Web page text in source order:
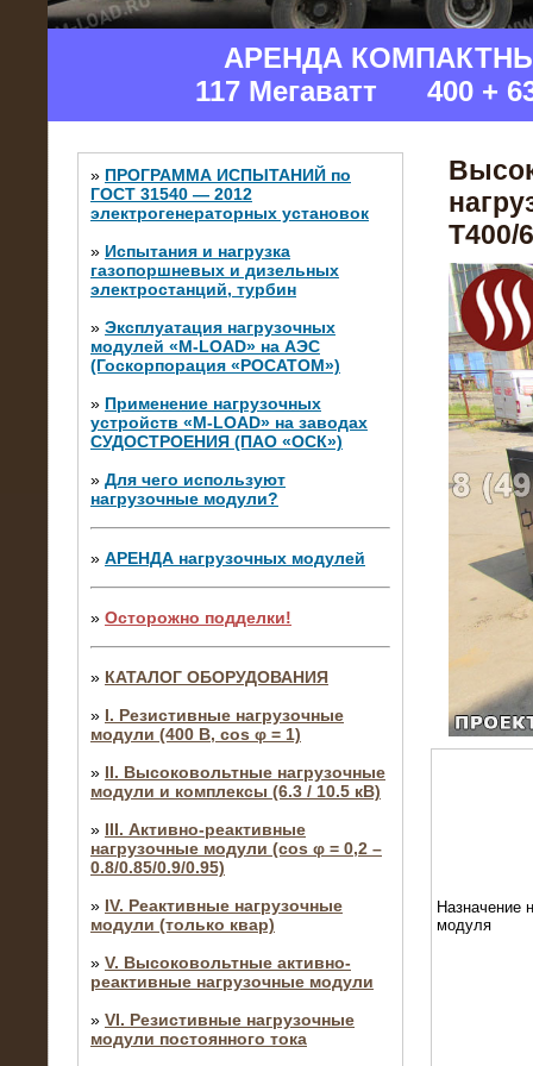
АРЕНДА
117 Мегаватт 400 +
» ПРОГРАММА ИСПЫТАНИЙ по
ГОСТ 31540 — 2012
электрогенераторных установок
» Испытания и нагрузка
газопоршневых и дизельных
электростанций, турбин
» Эксплуатация нагрузочных
модулей «M-LOAD» на АЭС
(Госкорпорация «РОСАТОМ»)
» Применение нагрузочных
устройств «M-LOAD» на заводах
СУДОСТРОЕНИЯ (ПАО «ОСК»)
» Для чего используют
нагрузочные модули?
» АРЕНДА нагрузочных модулей
» Осторожно подделки!
» КАТАЛОГ ОБОРУДОВАНИЯ
» I. Резистивные нагрузочные
модули (400 В, cos φ = 1)
» II. Высоковольтные нагрузочные
модули и комплексы (6.3 / 10.5 кВ)
» III. Активно-реактивные
нагрузочные модули (cos φ = 0,2 –
0.8/0.85/0.9/0.95)
» IV. Реактивные нагрузочные
модули (только квар)
» V. Высоковольтные активно-
реактивные нагрузочные модули
» VI. Резистивные нагрузочные
модули постоянного тока
Т400/
Назначение
модуля